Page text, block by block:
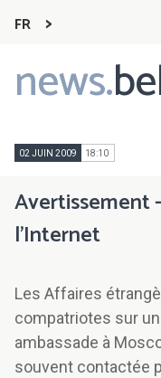
FR
news.
Main
navigation
02 JUIN 2009 18:10
Avertissement
l'Internet
Les Affaires
compatriotes sur
ambassade à
souvent contactée